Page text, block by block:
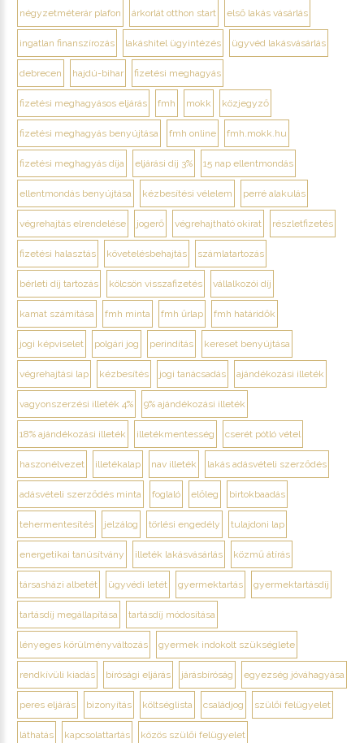
négyzetméterár plafon árkorlát otthon start első lakás vásárlás
ingatlan finanszírozás lakáshitel ügyintézés ügyvéd lakásvásárlás
debrecen hajdú-bihar fizetési meghagyás
fizetési meghagyásos eljárás fmh mokk közjegyző
fizetési meghagyás benyújtása fmh online fmh.mokk.hu
fizetési meghagyás díja eljárási díj 3% 15 nap ellentmondás
ellentmondás benyújtása kézbesítési vélelem perré alakulás
végrehajtás elrendelése jogerő végrehajtható okirat részletfizetés
fizetési halasztás követelésbehajtás számlatartozás
bérleti díj tartozás kölcsön visszafizetés vállalkozói díj
kamat számítása fmh minta fmh űrlap fmh határidők
jogi képviselet polgári jog perindítás kereset benyújtása
végrehajtási lap kézbesítés jogi tanácsadás ajándékozási illeték
vagyonszerzési illeték 4% 9% ajándékozási illeték
18% ajándékozási illeték illetékmentesség cserét pótló vétel
haszonélvezet illetékalap nav illeték lakás adásvételi szerződés
adásvételi szerződés minta foglaló előleg birtokbaadás
tehermentesítés jelzálog törlési engedély tulajdoni lap
energetikai tanúsítvány illeték lakásvásárlás közmű átírás
társasházi albetét ügyvédi letét gyermektartás gyermektartásdíj
tartásdíj megállapítása tartásdíj módosítása
lényeges körülményváltozás gyermek indokolt szükséglete
rendkívüli kiadás bírósági eljárás járásbíróság egyezség jóváhagyása
peres eljárás bizonyítás költséglista családjog szülői felügyelet
láthatás kapcsolattartás közös szülői felügyelet